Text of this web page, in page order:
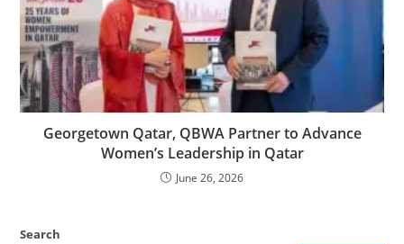
Georgetown Qatar, QBWA Partner to Advance
Women’s Leadership in Qatar
June 26, 2026
Search